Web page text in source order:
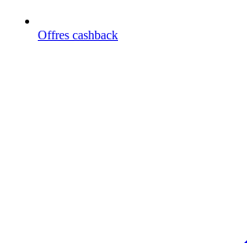
Offres cashback